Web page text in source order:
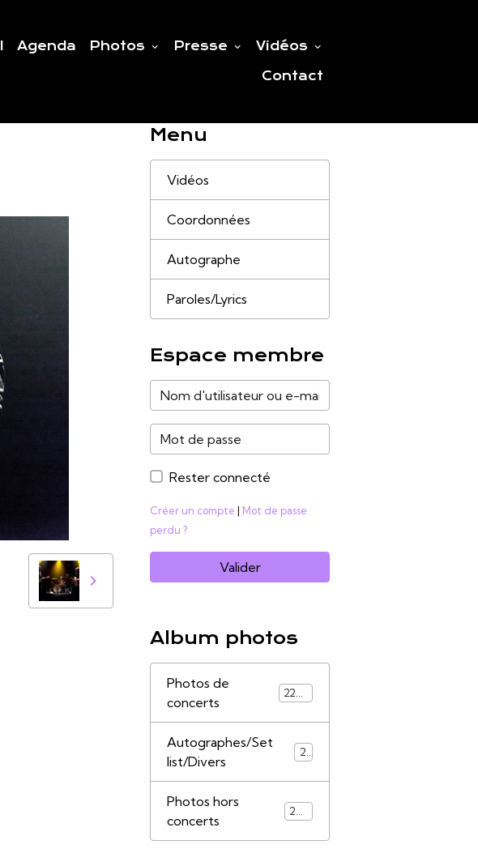
Agenda Photos Presse Vidéos
Contact
Menu
Vidéos
Coordonnées
Autographe
Paroles/Lyrics
Espace membre
Rester connecté
Créer un compte | Mot de passe
perdu ?
Valider
Album photos
Photos de
concerts
2285
Autographes/Set
list/Divers
21
Photos hors
concerts
253